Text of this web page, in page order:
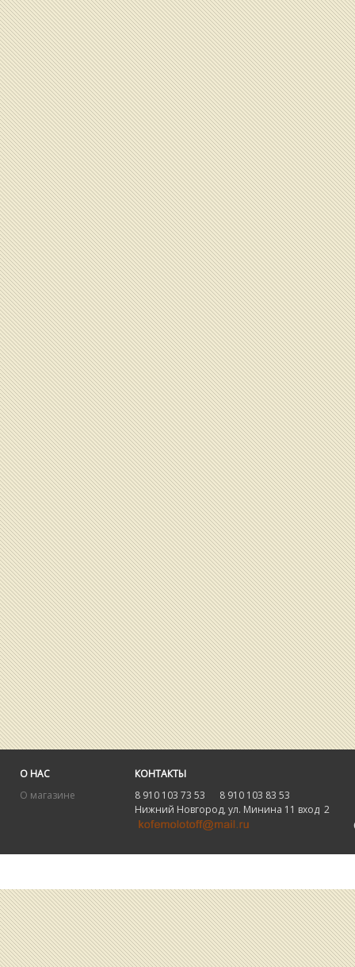
О НАС
О магазине
КОНТАКТЫ
8 910 103 73 53 8 910 103 83 53
Нижний Новгород, ул. Минина 11 вход 2